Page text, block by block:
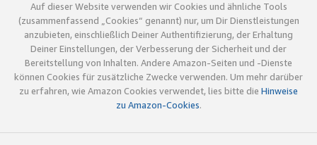
Auf dieser Website verwenden wir Cookies und ähnliche Tools
(zusammenfassend „Cookies“ genannt) nur, um Dir Dienstleistungen
anzubieten, einschließlich Deiner Authentifizierung, der Erhaltung
Deiner Einstellungen, der Verbesserung der Sicherheit und der
Bereitstellung von Inhalten. Andere Amazon-Seiten und -Dienste
können Cookies für zusätzliche Zwecke verwenden. Um mehr darüber
zu erfahren, wie Amazon Cookies verwendet, lies bitte die Hinweise
zu Amazon-Cookies.